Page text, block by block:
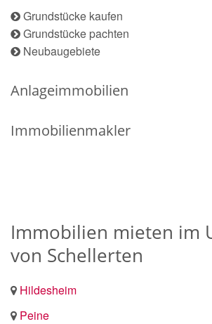
Grundstücke kaufen
Grundstücke pachten
Neubaugebiete
Anlageimmobilien
Immobilienmakler
Immobilien mieten im
von Schellerten
Hildesheim
Peine